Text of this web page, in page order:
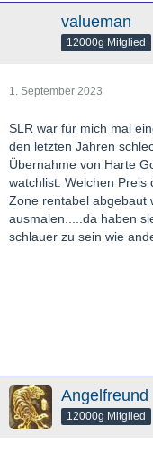
valueman
12000g Mitglied
1. September 2023
SLR war für mich mal
den letzten Jahren
Übernahme von Harte
watchlist. Welchen
Zone rentabel abgebaut
ausmalen.....da haben
schlauer zu sein wie
Angelfreund
12000g Mitglied